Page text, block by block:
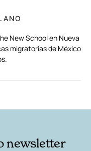
New School en Nueva
migratorias de México
newsletter